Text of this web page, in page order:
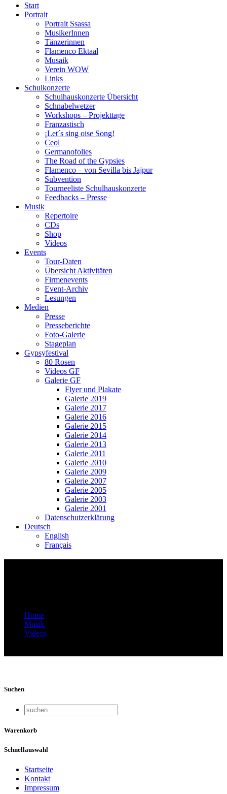
Start
Portrait
Portrait Ssassa
MusikerInnen
Tänzerinnen
Flamenco Ektaal
Musaik
Verein WOW
Links
Schulkonzerte
Schulhauskonzerte Übersicht
Schnabelwetzer
Workshops – Projekttage
Franzastisch
¡Let´s sing oise Song!
Ceol
Germanofolies
The Road of the Gypsies
Flamenco – von Sevilla bis Jajpur
Subvention
Tourneeliste Schulhauskonzerte
Feedbacks – Presse
Musik
Repertoire
CDs
Shop
Videos
Events
Tour-Daten
Übersicht Aktivitäten
Firmenevents
Event-Archiv
Lesungen
Medien
Presse
Presseberichte
Foto-Galerie
Stageplan
Gypsyfestival
80 Rosen
Videos GF
Galerie GF
Flyer und Plakate
Galerie 2019
Galerie 2017
Galerie 2016
Galerie 2015
Galerie 2014
Galerie 2013
Galerie 2011
Galerie 2010
Galerie 2009
Galerie 2007
Galerie 2005
Galerie 2003
Galerie 2001
Datenschutzerklärung
Deutsch
English
Français
Home
Musik
Videos
Suchen
Warenkorb
Schnellauswahl
Startseite
Kontakt
Impressum